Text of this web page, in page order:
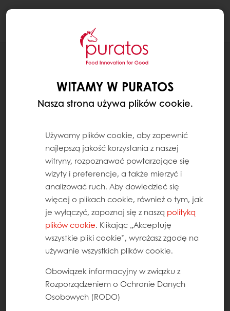
WITAMY W PURATOS
Nasza strona używa plików cookie.
Używamy plików cookie, aby zapewnić
najlepszą jakość korzystania z naszej
witryny, rozpoznawać powtarzające się
wizyty i preferencje, a także mierzyć i
analizować ruch. Aby dowiedzieć się
więcej o plikach cookie, również o tym, jak
je wyłączyć, zapoznaj się z naszą polityką
plików cookie. Klikając „Akceptuję
wszystkie pliki cookie”, wyrażasz zgodę na
używanie wszystkich plików cookie.
Obowiązek informacyjny w związku z
Rozporządzeniem o Ochronie Danych
Osobowych (RODO)